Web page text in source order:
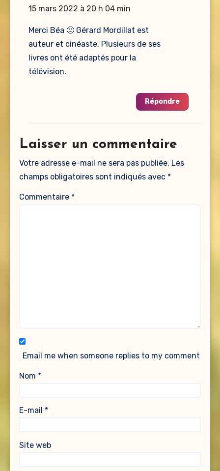
15 mars 2022 à 20 h 04 min
Merci Béa 🙂 Gérard Mordillat est
auteur et cinéaste. Plusieurs de ses
livres ont été adaptés pour la
télévision.
Répondre
Laisser un commentaire
Votre adresse e-mail ne sera pas publiée. Les
champs obligatoires sont indiqués avec *
Commentaire *
Email me when someone replies to my comment
Nom *
E-mail *
Site web